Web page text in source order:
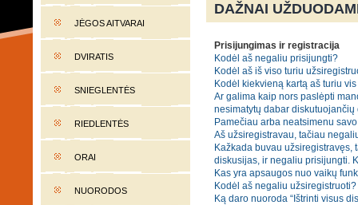
JĖGOS AITVARAI
DVIRATIS
SNIEGLENTĖS
RIEDLENTĖS
ORAI
NUORODOS
DAŽNAI
Prisijungimas ir registracija
Kodėl aš negaliu prisijungti?
Kodėl aš iš viso turiu
Kodėl kiekvieną kartą aš turiu
Ar galima kaip nors paslėpti
nesimatytų dabar
Pamečiau arba neatsimenu
Aš užsiregistravau, tačiau
Kažkada buvau užsiregistravęs,
diskusijas, ir negaliu prisijungti.
Kas yra apsaugos nuo vaikų
Kodėl aš negaliu užsiregistruoti?
Ką daro nuoroda “Ištrinti visus